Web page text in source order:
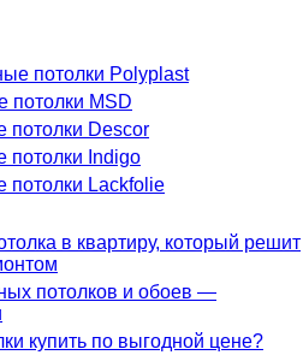
потолки Polyplast
потолки MSD
потолки Descor
потолки Indigo
потолки Lackfolie
в квартиру, который решит
потолков и обоев —
купить по выгодной цене?